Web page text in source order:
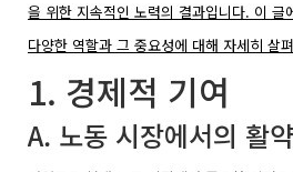
을 위한 지속적인 노력의 결과입니다. 이 글
다양한 역할과 그 중요성에 대해 자세히 살
1. 경제적 기여
A. 노동 시장에서의 활약